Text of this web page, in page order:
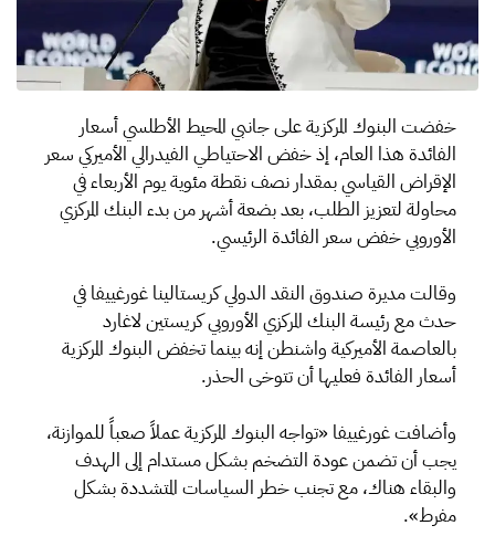
خفضت البنوك المركزية على جانبي المحيط الأطلسي أسعار
الفائدة هذا العام، إذ خفض الاحتياطي الفيدرالي الأميركي سعر
الإقراض القياسي بمقدار نصف نقطة مئوية يوم الأربعاء في
محاولة لتعزيز الطلب، بعد بضعة أشهر من بدء البنك المركزي
الأوروبي خفض سعر الفائدة الرئيسي.
وقالت مديرة صندوق النقد الدولي كريستالينا غورغييفا في
حدث مع رئيسة البنك المركزي الأوروبي كريستين لاغارد
بالعاصمة الأميركية واشنطن إنه بينما تخفض البنوك المركزية
أسعار الفائدة فعليها أن تتوخى الحذر.
وأضافت غورغييفا «تواجه البنوك المركزية عملاً صعباً للموازنة،
يجب أن تضمن عودة التضخم بشكل مستدام إلى الهدف
والبقاء هناك، مع تجنب خطر السياسات المتشددة بشكل
مفرط».